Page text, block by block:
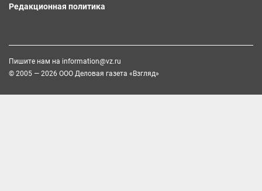
Редакционная политика
Пишите нам на information@vz.ru
© 2005 — 2026 ООО Деловая газета «Взгляд»